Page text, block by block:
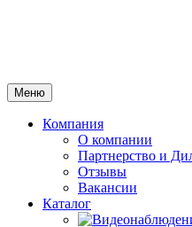
Меню
Компания
О компании
Партнерство и
Отзывы
Вакансии
Каталог